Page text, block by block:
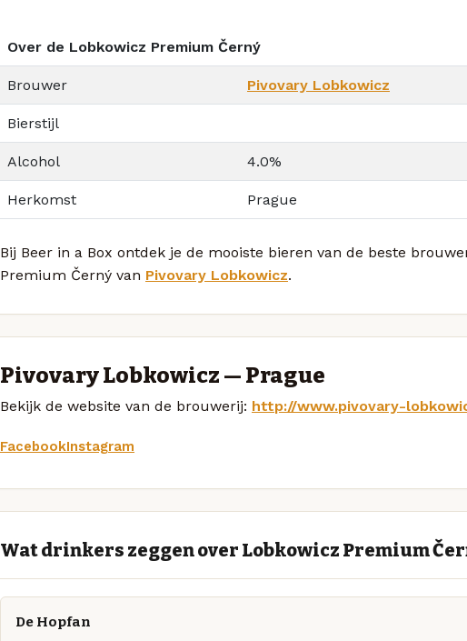
Over de Lobkowicz Premium Černý
Brouwer Pivovary Lobkowicz
Bierstijl
Alcohol 4.0%
Herkomst Prague
Bij Beer in a Box ontdek je de mooiste bieren van de beste
Premium Černý van Pivovary Lobkowicz.
Pivovary Lobkowicz — Prague
Bekijk de website van de brouwerij: http://www.pivovary-
FacebookInstagram
Wat drinkers zeggen over Lobkowicz Premium
De Hopfan